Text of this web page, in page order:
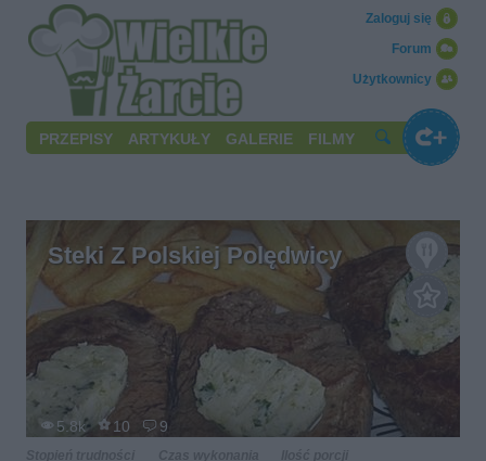
Użytkownicy
Forum
Zaloguj się
PRZEPISY ARTYKUŁY GALERIE FILMY
Steki Z Polskiej Polędwicy
5.8k 10 9